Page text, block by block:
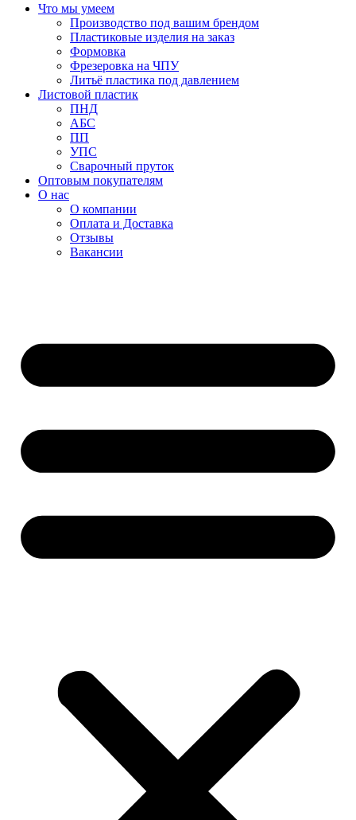
Что мы умеем
Производство под вашим брендом
Пластиковые изделия на заказ
Формовка
Фрезеровка на ЧПУ
Литьё пластика под давлением
Листовой пластик
ПНД
АБС
ПП
УПС
Сварочный пруток
Оптовым покупателям
О нас
О компании
Оплата и Доставка
Отзывы
Вакансии